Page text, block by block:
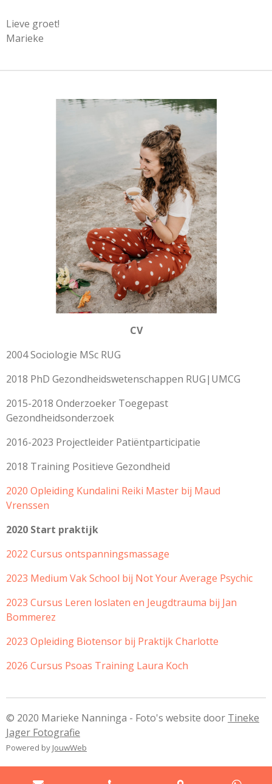
Lieve groet!
Marieke
CV
2004 Sociologie MSc RUG
2018 PhD Gezondheidswetenschappen RUG|UMCG
2015-2018 Onderzoeker Toegepast
Gezondheidsonderzoek
2016-2023 Projectleider Patiëntparticipatie
2018 Training Positieve Gezondheid
2020 Opleiding Kundalini Reiki Master bij Maud
Vrenssen
2020 Start praktijk
2022 Cursus ontspanningsmassage
2023 Medium Vak School bij Not Your Average Psychic
2023 Cursus Leren loslaten en Jeugdtrauma bij Jan
Bommerez
2023 Opleiding Biotensor bij Praktijk Charlotte
2026 Cursus Psoas Training Laura Koch
© 2020 Marieke Nanninga - Foto's website door Tineke
Jager Fotografie
Powered by JouwWeb